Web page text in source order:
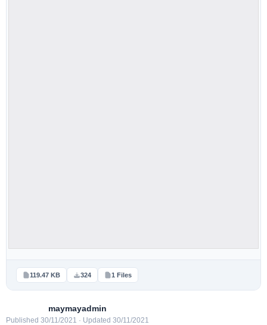
119.47 KB 324 1 Files
maymayadmin
Published 30/11/2021 · Updated 30/11/2021